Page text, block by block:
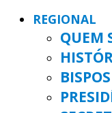
REGIONAL
QUEM
BISPOS